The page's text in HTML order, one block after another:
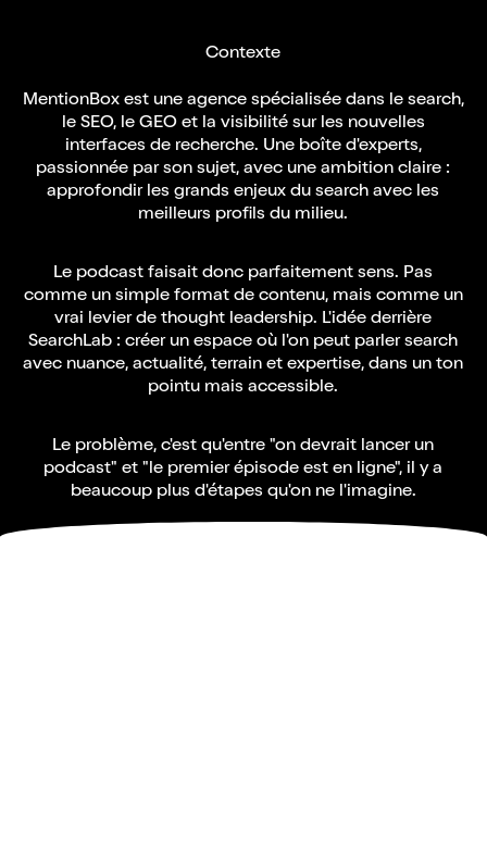
Contexte
MentionBox est une agence spécialisée dans le search,
le SEO, le GEO et la visibilité sur les nouvelles
interfaces de recherche. Une boîte d'experts,
passionnée par son sujet, avec une ambition claire :
approfondir les grands enjeux du search avec les
meilleurs profils du milieu.
Le podcast faisait donc parfaitement sens. Pas
comme un simple format de contenu, mais comme un
vrai levier de thought leadership. L'idée derrière
SearchLab : créer un espace où l'on peut parler search
avec nuance, actualité, terrain et expertise, dans un ton
pointu mais accessible.
Le problème, c'est qu'entre "on devrait lancer un
podcast" et "le premier épisode est en ligne", il y a
beaucoup plus d'étapes qu'on ne l'imagine.